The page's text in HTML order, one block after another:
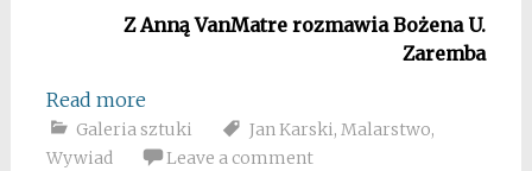
Z Anną VanMatre rozmawia Bożena U.
Zaremba
Read more
Galeria sztuki Jan Karski, Malarstwo,
Wywiad
Leave a comment